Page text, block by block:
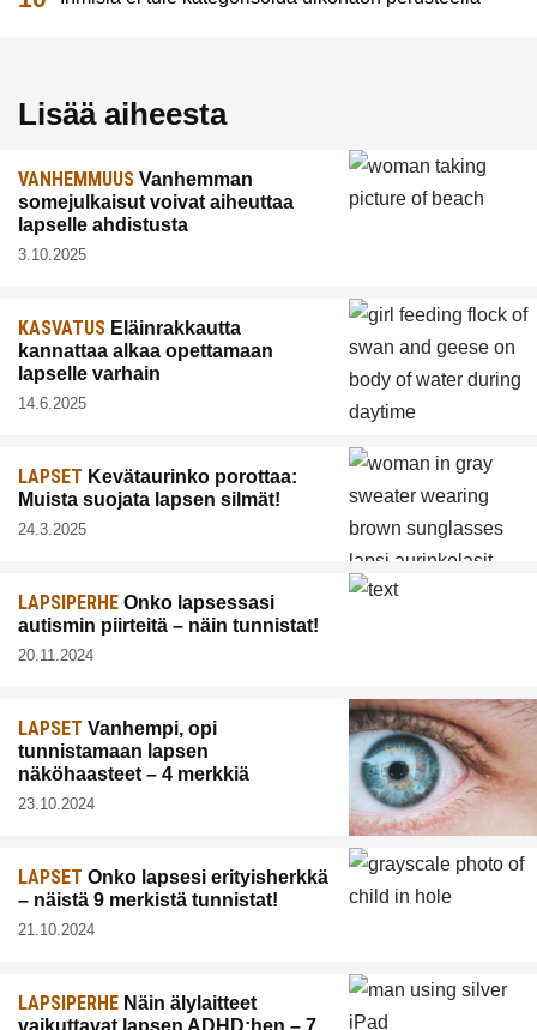
Lisää aiheesta
VANHEMMUUS Vanhemman
somejulkaisut voivat aiheuttaa
lapselle ahdistusta
3.10.2025
KASVATUS Eläinrakkautta
kannattaa alkaa opettamaan
lapselle varhain
14.6.2025
LAPSET Kevätaurinko porottaa:
Muista suojata lapsen silmät!
24.3.2025
LAPSIPERHE Onko lapsessasi
autismin piirteitä – näin tunnistat!
20.11.2024
LAPSET Vanhempi, opi
tunnistamaan lapsen
näköhaasteet – 4 merkkiä
23.10.2024
LAPSET Onko lapsesi erityisherkkä
– näistä 9 merkistä tunnistat!
21.10.2024
LAPSIPERHE Näin älylaitteet
vaikuttavat lapsen ADHD:hen – 7